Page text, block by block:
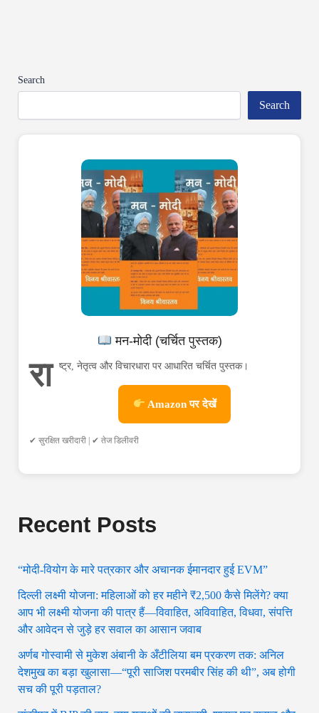
Search
Search
मन-मोदी (चर्चित पुस्तक)
रा ष्ट्र, नेतृत्व और विचारधारा पर आधारित चर्चित पुस्तक।
Amazon पर देखें
✔ सुरक्षित खरीदारी | ✔ तेज डिलीवरी
Recent Posts
“मोदी-वियोग के मारे पत्रकार और अचानक ईमानदार हुई EVM”
दिल्ली लक्ष्मी योजना: महिलाओं को हर महीने ₹2,500 कैसे मिलेंगे? क्या
आप भी लक्ष्मी योजना की पात्र हैं—विवाहित, अविवाहित, विधवा, संपत्ति
और आवेदन से जुड़े हर सवाल का आसान जवाब
अर्णब गोस्वामी से मुकेश अंबानी के अँटीलिया बम प्रकरण तक: अनिल
देशमुख का बड़ा खुलासा—“पूरी साजिश परमबीर सिंह की थी”, अब होगी
सच की पूरी पड़ताल?